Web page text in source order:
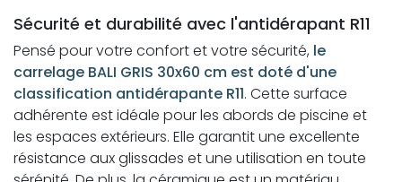
Sécurité et durabilité avec l'antidérapant R11
Pensé pour votre confort et votre sécurité, le
carrelage BALI GRIS 30x60 cm est doté d'une
classification antidérapante R11. Cette surface
adhérente est idéale pour les abords de piscine et
les espaces extérieurs. Elle garantit une excellente
résistance aux glissades et une utilisation en toute